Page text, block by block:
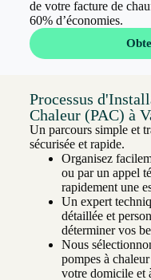
de votre facture de
60% d’économies.
Processus
Chaleur (PAC) à
Un parcours simple et
sécurisée et rapide.
Organisez
ou par un appel
rapidement une
Un expert
détaillée et
déterminer vos
Nous
pompes à
votre domicile et